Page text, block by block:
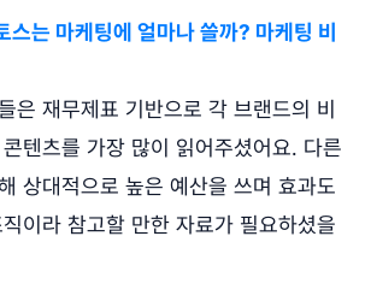
스는 마케팅에 얼마나 쓸까? 마케팅 비
은 재무제표 기반으로 각 브랜드의 비
텐츠를 가장 많이 읽어주셨어요. 다른
상대적으로 높은 예산을 쓰며 효과도
이라 참고할 만한 자료가 필요하셨을